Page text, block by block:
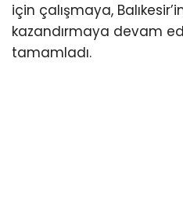
için çalışmaya,
kazandırmaya devam
tamamladı.